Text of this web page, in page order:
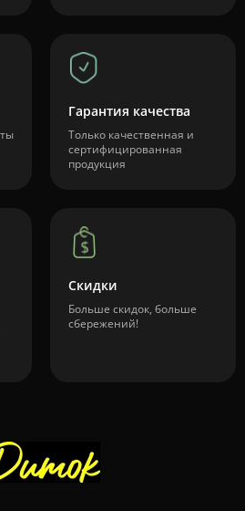
Гарантия качества
Только качественная и
сертифицированная
продукция
Скидки
Больше скидок, больше
сбережений!